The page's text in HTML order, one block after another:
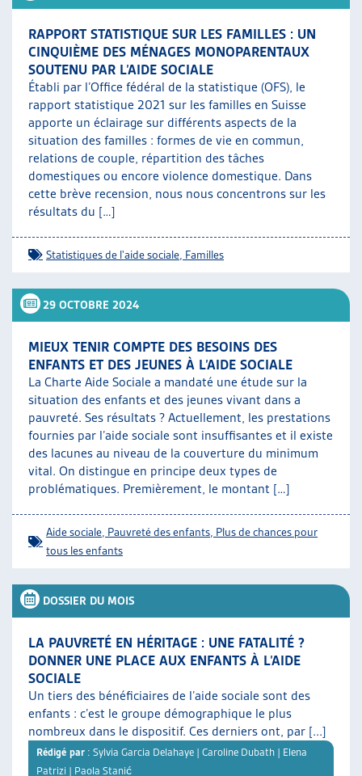
RAPPORT STATISTIQUE SUR LES FAMILLES : UN
CINQUIÈME DES MÉNAGES MONOPARENTAUX
SOUTENU PAR L’AIDE SOCIALE
Établi par l’Office fédéral de la statistique (OFS), le
rapport statistique 2021 sur les familles en Suisse
apporte un éclairage sur différents aspects de la
situation des familles : formes de vie en commun,
relations de couple, répartition des tâches
domestiques ou encore violence domestique. Dans
cette brève recension, nous nous concentrons sur les
résultats du […]
Statistiques de l'aide sociale Familles
29 OCTOBRE 2024
MIEUX TENIR COMPTE DES BESOINS DES
ENFANTS ET DES JEUNES À L’AIDE SOCIALE
La Charte Aide Sociale a mandaté une étude sur la
situation des enfants et des jeunes vivant dans a
pauvreté. Ses résultats ? Actuellement, les prestations
fournies par l’aide sociale sont insuffisantes et il existe
des lacunes au niveau de la couverture du minimum
vital. On distingue en principe deux types de
problématiques. Premièrement, le montant […]
Aide sociale Pauvreté des enfants Plus de chances pour
tous les enfants
DOSSIER DU MOIS
LA PAUVRETÉ EN HÉRITAGE : UNE FATALITÉ ?
DONNER UNE PLACE AUX ENFANTS À L’AIDE
SOCIALE
Un tiers des bénéficiaires de l’aide sociale sont des
enfants : c’est le groupe démographique le plus
nombreux dans le dispositif. Ces derniers ont, par [...]
Rédigé par : Sylvia Garcia Delahaye | Caroline Dubath | Elena
Patrizi | Paola Stanić